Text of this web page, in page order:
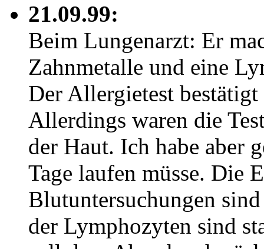
21.09.99:
Beim Lungenarzt: Er
Zahnmetalle und eine
Der Allergietest
Allerdings waren die
der Haut. Ich habe aber
Tage laufen müsse. Die
Blutuntersuchungen
der Lymphozyten sind